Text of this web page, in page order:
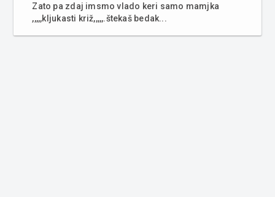
Zato pa zdaj imsmo vlado keri samo mamjka
,,,,,kljukasti križ,,,,,.štekaš bedak...